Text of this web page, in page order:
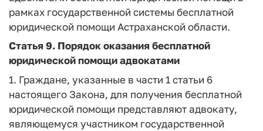
рамках государственной системы бесплатной
юридической помощи Астраханской области.
Статья 9. Порядок оказания бесплатной
юридической помощи адвокатами
1. Граждане, указанные в части 1 статьи 6
настоящего Закона, для получения бесплатной
юридической помощи представляют адвокату,
являющемуся участником государственной